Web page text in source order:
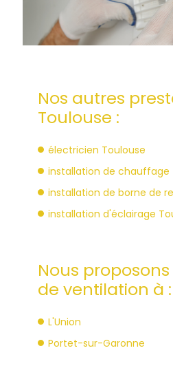
Nos autres
Toulouse :
électricien Toulouse
installation de chauffage
installation de borne de
installation d'éclairage
Nous
de ventilation à :
L'Union
Portet-sur-Garonne